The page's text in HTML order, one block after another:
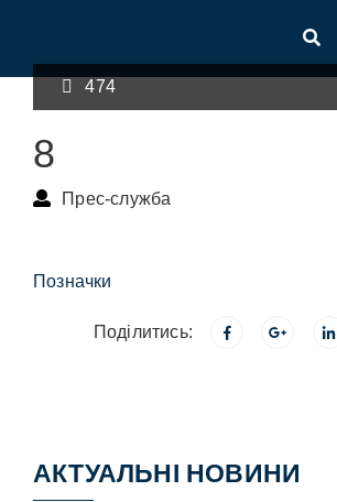
474
8
Прес-служба
Позначки
Поділитись:
АКТУАЛЬНІ НОВИНИ